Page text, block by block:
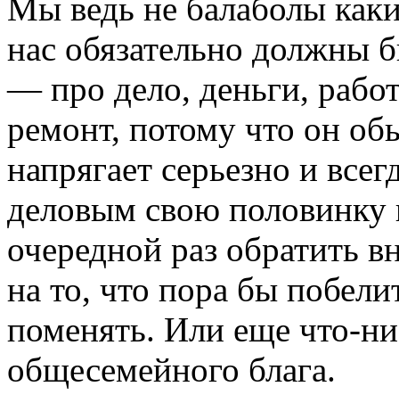
Мы ведь не балаболы
нас обязательно должны
— про дело, деньги,
ремонт, потому что он
напрягает серьезно и
деловым свою половинку
очередной раз обратить
на то, что пора бы
поменять. Или еще что-
общесемейного блага.